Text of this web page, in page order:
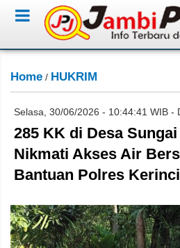
Home / HUKRIM
Selasa, 30/06/2026 - 10:44:41 WIB -
285 KK di Desa
Nikmati Akses Air
Bantuan Polres Kerinci